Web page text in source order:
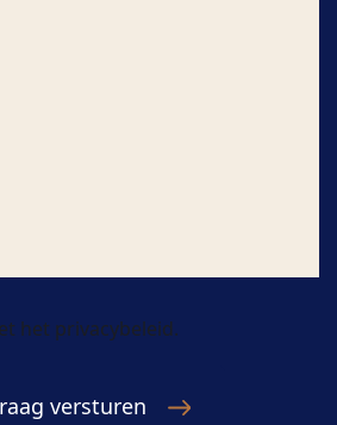
het privacybeleid.